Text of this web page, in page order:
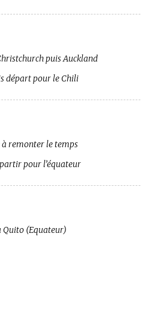
puis Auckland
départ pour le Chili
remonter le temps
pour l’équateur
Quito (Equateur)